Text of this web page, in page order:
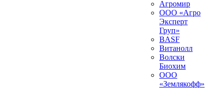
Агромир
ООО «Агро
Эксперт
Груп»
BASF
Витанолл
Волски
Биохим
ООО
«Землякофф»